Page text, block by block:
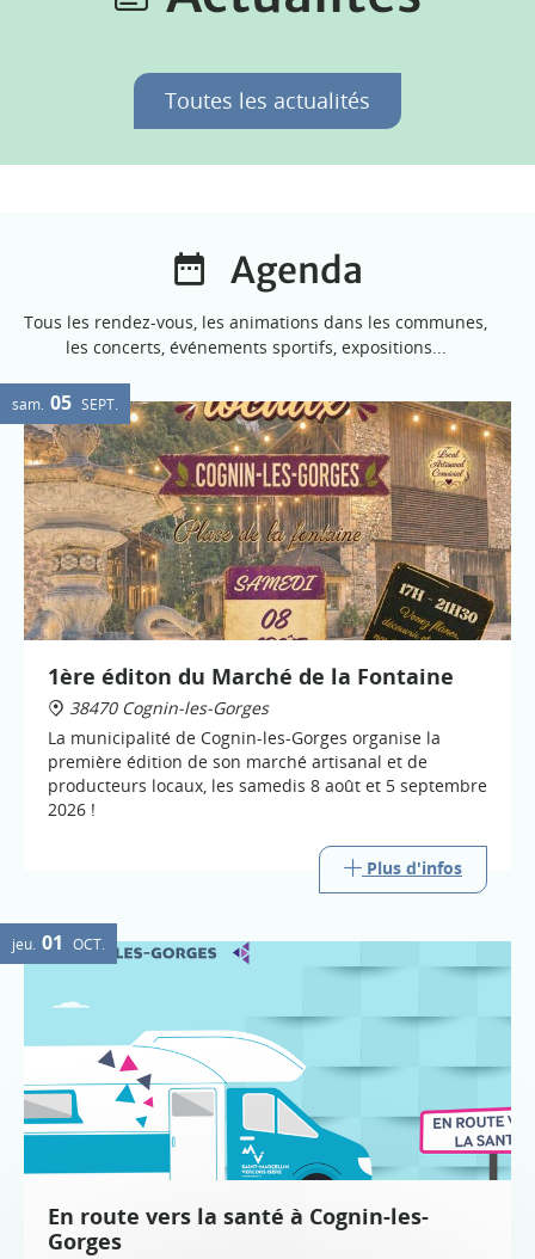
Toutes les actualités
Agenda
Tous les rendez-vous, les animations dans les communes,
les concerts, événements sportifs, expositions...
sam. 05 SEPT.
1ère éditon du Marché de la Fontaine
38470 Cognin-les-Gorges
La municipalité de Cognin-les-Gorges organise la
première édition de son marché artisanal et de
producteurs locaux, les samedis 8 août et 5 septembre
2026 !
Plus d'infos
jeu. 01 OCT.
En route vers la santé à Cognin-les-
Gorges